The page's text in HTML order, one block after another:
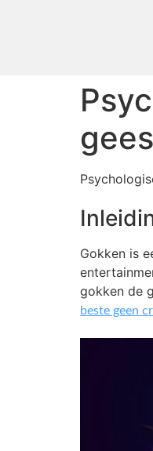
Gokken is
gokken de
beste geen